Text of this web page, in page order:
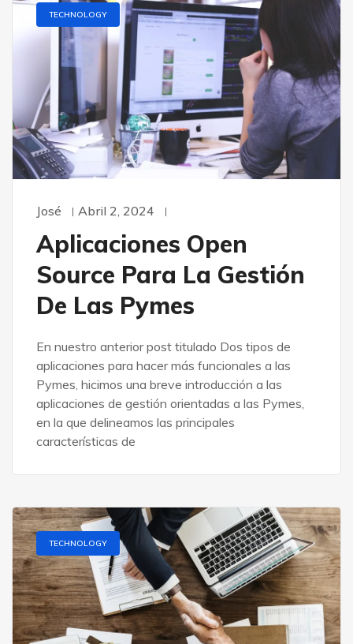
TECHNOLOGY
José Abril 2, 2024
Aplicaciones Open
Source Para La Gestión
De Las Pymes
En nuestro anterior post titulado Dos tipos de
aplicaciones para hacer más funcionales a las
Pymes, hicimos una breve introducción a las
aplicaciones de gestión orientadas a las Pymes,
en la que delineamos las principales
características de
TECHNOLOGY